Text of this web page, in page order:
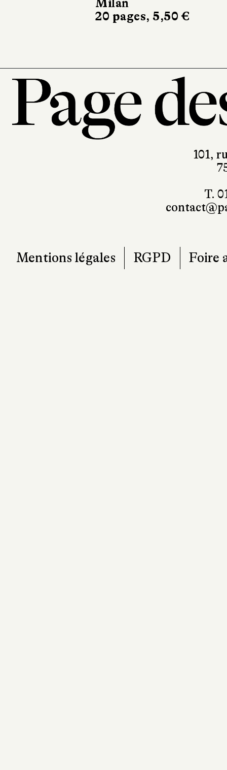
Milan
22 pages, 5,50 €
101,
T.
Mentions légales RGPD Foire